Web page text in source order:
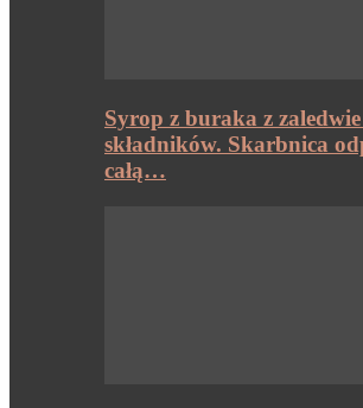
Syrop z buraka z
składników. Skarbnica
całą…